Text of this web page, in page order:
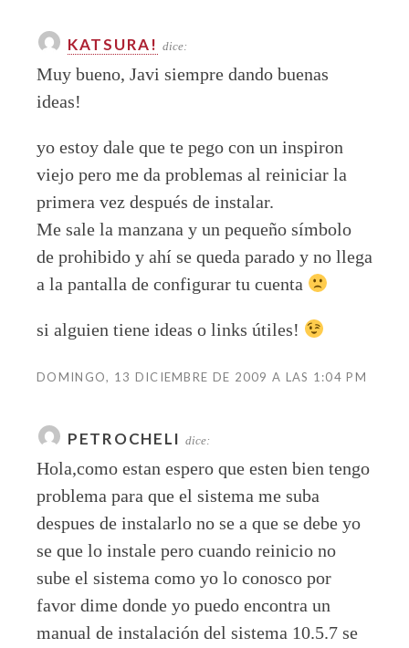
KATSURA! dice:
Muy bueno, Javi siempre dando buenas
ideas!
yo estoy dale que te pego con un inspiron
viejo pero me da problemas al reiniciar la
primera vez después de instalar.
Me sale la manzana y un pequeño símbolo
de prohibido y ahí se queda parado y no llega
a la pantalla de configurar tu cuenta
si alguien tiene ideas o links útiles!
DOMINGO, 13 DICIEMBRE DE 2009 A LAS 1:04 PM
PETROCHELI dice:
Hola,como estan espero que esten bien tengo
problema para que el sistema me suba
despues de instalarlo no se a que se debe yo
se que lo instale pero cuando reinicio no
sube el sistema como yo lo conosco por
favor dime donde yo puedo encontra un
manual de instalación del sistema 10.5.7 se